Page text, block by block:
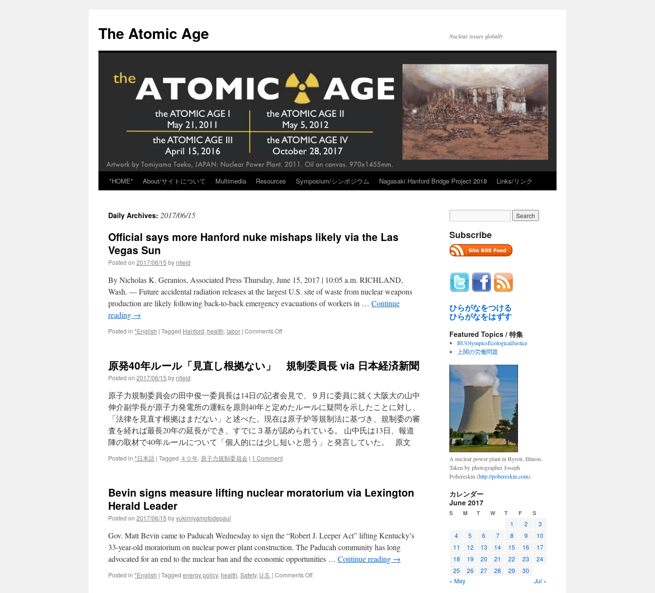
content
The Atomic Age Nuclear issues globally
*HOME* About/サイトについて Multimedia Resources Symposium/シンポジウム Nagasaki Hanford Bridge Project 2018 Links/リンク
Daily Archives: 2017/06/15
Official says more Hanford nuke mishaps likely via the Las
Vegas Sun
Posted on 2017/06/15 by nfield
By Nicholas K. Geranios, Associated Press Thursday, June 15, 2017 | 10:05 a.m. RICHLAND,
Wash. — Future accidental radiation releases at the largest U.S. site of waste from nuclear weapons
production are likely following back-to-back emergency evacuations of workers in … Continue
reading →
Posted in *English | Tagged Hanford, health, labor | Comments Offon
Hanford
nuke
likely
via
the
Las
Vegas
Sun
原発40年ルール「見直し根拠ない」 規制委員長 via 日本経済新聞
Posted on 2017/06/15 by nfield
原子力規制委員会の田中俊一委員長は14日の記者会見で、９月に委員に就く大阪大の山中
伸介副学長が原子力発電所の運転を原則40年と定めたルールに疑問を示したことに対し、
「法律を見直す根拠はまだない」と述べた。現在は原子炉等規制法に基づき、規制委の審
査を経れば最長20年の延長ができ、すでに３基が認められている。 山中氏は13日、報道
陣の取材で40年ルールについて「個人的には少し短いと思う」と発言していた。 原文
Posted in *日本語 | Tagged ４０年, 原子力規制委員会 | 1 Comment
Bevin signs measure lifting nuclear moratorium via Lexington
Herald Leader
Posted on 2017/06/15 byyukimiyamotodepaul
Gov. Matt Bevin came to Paducah Wednesday to sign the “Robert J. Leeper Act” lifting Kentucky’s
33-year-old moratorium on nuclear power plant construction. The Paducah community has long
advocated for an end to the nuclear ban and the economic opportunities … Continue reading →
Posted in *English | Tagged energy policy, health, Safety, U.S. | Comments Offon
Subscribe
ひらがなをつける
ひらがなをはずす
Featured Topics / 特集
BUOlympicsEcologicalJustice
上関の労働問題
A nuclear power plant in Byron, Illinois.
Taken by photographer Joseph
Pobereskin (http://pobereskin.com).
カレンダー
June 2017
S M T W T F S
1 2
3
4
5 6 7 8 9
10
11
12 13 14 15 16
17
18
19 20 21 22 23
24
25
26 27 28 29
30
« May
Jul »